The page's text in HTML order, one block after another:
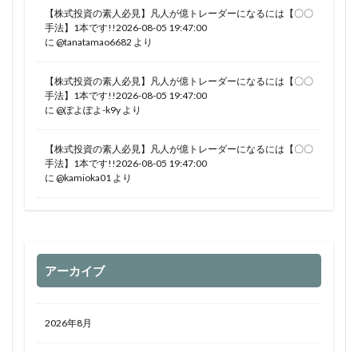
【株式投資の素人必見】凡人が億トレーダーになるには【〇〇
手法】1本です!!2026-08-05 19:47:00
に @tanatamao6682 より
【株式投資の素人必見】凡人が億トレーダーになるには【〇〇
手法】1本です!!2026-08-05 19:47:00
に @ぽよぽよ-k9y より
【株式投資の素人必見】凡人が億トレーダーになるには【〇〇
手法】1本です!!2026-08-05 19:47:00
に @kamioka01 より
アーカイブ
2026年8月